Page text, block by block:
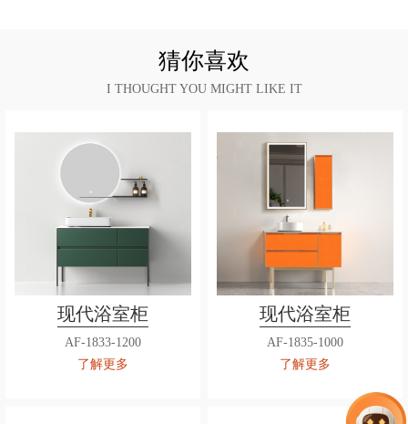
猜你喜欢
I THOUGHT YOU MIGHT LIKE IT
现代浴室柜
AF-1833-1200
了解更多
现代浴室柜
AF-1835-1000
了解更多